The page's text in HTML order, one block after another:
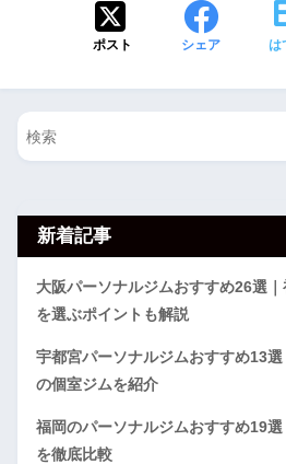
ポスト シェア は
新着記事
大阪パーソナルジムおすすめ26選
を選ぶポイントも解説
宇都宮パーソナルジムおすすめ13
の個室ジムを紹介
福岡のパーソナルジムおすすめ19
を徹底比較